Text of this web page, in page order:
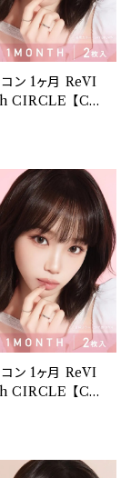
コン 1ヶ月 ReVI
CIRCLE 【CO
】
ィア サークル
ラーコンタクト
スリー
コン 1ヶ月 ReVI
CIRCLE 【CO
】 2枚入り レ
クル ワンマンス
クトレンズ マン